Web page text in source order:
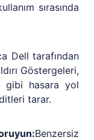
sırasında
Dell tarafından
Göstergeleri,
gibi hasara yol
tarar.
Benzersiz